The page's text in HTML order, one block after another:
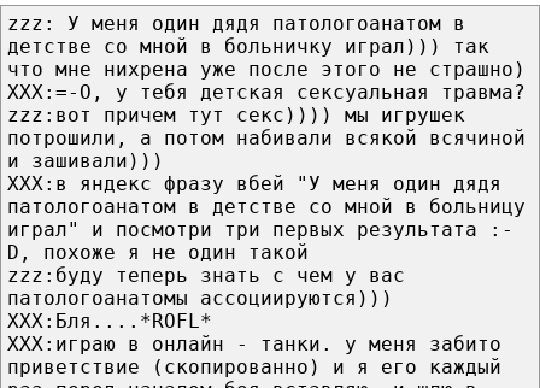
zzz: У меня один дядя патологоанатом в
детстве со мной в больничку играл))) так
что мне нихрена уже после этого не страшно)
ХХХ:=-O, у тебя детская сексуальная травма?
zzz:вот причем тут секс)))) мы игрушек
потрошили, а потом набивали всякой всячиной
и зашивали)))
ХХХ:в яндекс фразу вбей "У меня один дядя
патологоанатом в детстве со мной в больницу
играл" и посмотри три первых результата :-
D, похоже я не один такой
zzz:буду теперь знать с чем у вас
патологоанатомы ассоциируются)))
XXX:Бля....*ROFL*
XXX:играю в онлайн - танки. у меня забито
приветствие (скопированно) и я его каждый